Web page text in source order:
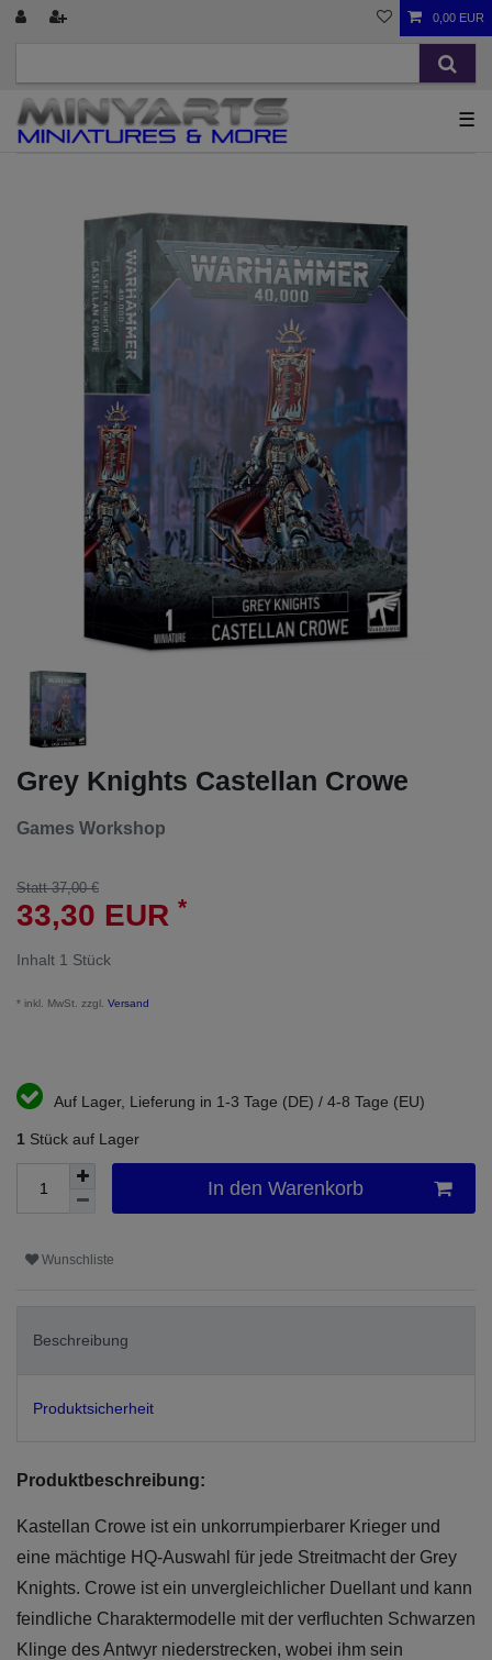
0,00 EUR
☰
Grey Knights Castellan Crowe
Games Workshop
Statt 37,00 €
33,30 EUR *
Inhalt 1 Stück
* inkl. MwSt. zzgl. Versand
Auf Lager, Lieferung in 1-3 Tage (DE) / 4-8 Tage (EU)
1 Stück auf Lager
In den Warenkorb
Wunschliste
Beschreibung
Produktsicherheit
Produktbeschreibung:
Kastellan Crowe ist ein unkorrumpierbarer Krieger und
eine mächtige HQ-Auswahl für jede Streitmacht der Grey
Knights. Crowe ist ein unvergleichlicher Duellant und kann
feindliche Charaktermodelle mit der verfluchten Schwarzen
Klinge des Antwyr niederstrecken, wobei ihm sein